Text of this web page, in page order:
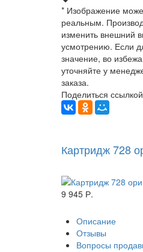
* Изображение
реальным.
изменить внешний
усмотрению. Если
значение, во
уточняйте у
заказа.
Поделиться
Картридж 728
9 945 Р.
Описание
Отзывы
Вопросы